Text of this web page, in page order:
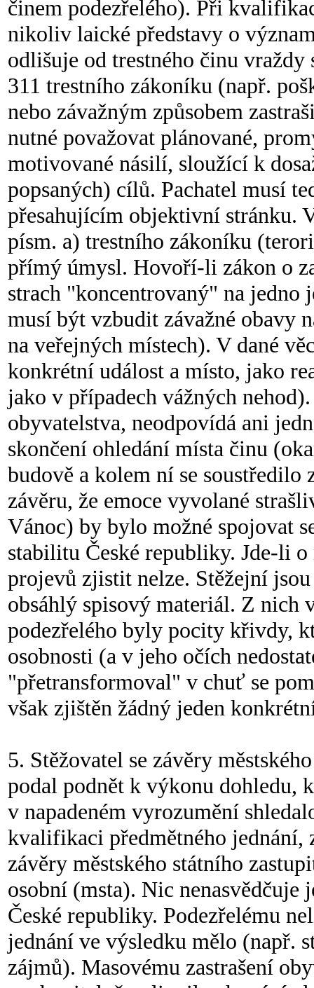
činem podezřelého). Při
nikoliv laické představy o
odlišuje od trestného činu
311 trestního zákoníku (např.
nebo závažným způsobem
nutné považovat plánované,
motivované násilí, sloužící k
popsaných) cílů. Pachatel musí
přesahujícím objektivní stránku.
písm. a) trestního zákoníku
přímý úmysl. Hovoří-li zákon o
strach "koncentrovaný" na jedno
musí být vzbudit závažné obavy
na veřejných místech). V dané
konkrétní událost a místo, jako
jako v případech vážných
obyvatelstva, neodpovídá ani
skončení ohledání místa činu
budově a kolem ní se
závěru, že emoce vyvolané
Vánoc) by bylo možné spojovat
stabilitu České republiky. Jde-li
projevů zjistit nelze. Stěžejní
obsáhlý spisový materiál. Z nich
podezřelého byly pocity křivdy,
osobnosti (a v jeho očích
"přetransformoval" v chuť se
však zjištěn žádný jeden
5. Stěžovatel se závěry
podal podnět k výkonu dohledu,
v napadeném vyrozumění
kvalifikaci předmětného jednání,
závěry městského státního
osobní (msta). Nic nenasvědčuje
České republiky. Podezřelému
jednání ve výsledku mělo (např.
zájmů). Masovému zastrašení